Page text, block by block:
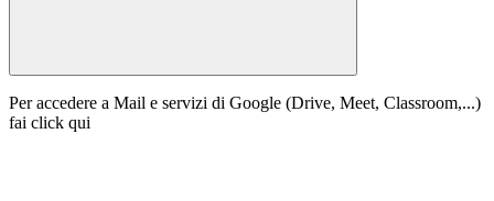
Per accedere a Mail e servizi di Google (Drive, Meet, Classroom,...)
fai click qui